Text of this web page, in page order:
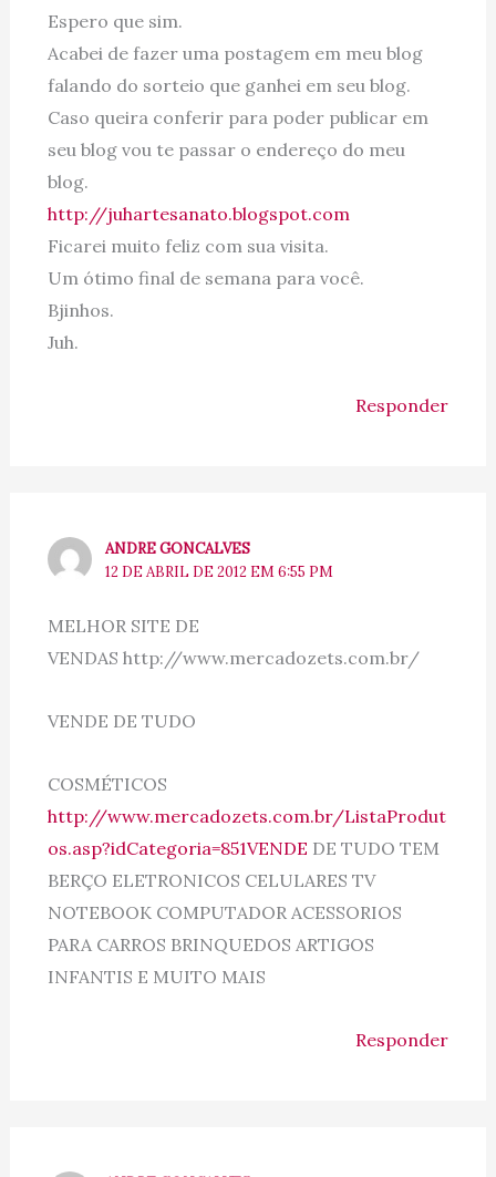
Espero que sim.
Acabei de fazer uma postagem em meu blog
falando do sorteio que ganhei em seu blog.
Caso queira conferir para poder publicar em
seu blog vou te passar o endereço do meu
blog.
http://juhartesanato.blogspot.com
Ficarei muito feliz com sua visita.
Um ótimo final de semana para você.
Bjinhos.
Juh.
Responder
ANDRE GONCALVES
12 DE ABRIL DE 2012 EM 6:55 PM
MELHOR SITE DE
VENDAS http://www.mercadozets.com.br/
VENDE DE TUDO
COSMÉTICOS
http://www.mercadozets.com.br/ListaProdut
os.asp?idCategoria=851VENDE DE TUDO TEM
BERÇO ELETRONICOS CELULARES TV
NOTEBOOK COMPUTADOR ACESSORIOS
PARA CARROS BRINQUEDOS ARTIGOS
INFANTIS E MUITO MAIS
Responder